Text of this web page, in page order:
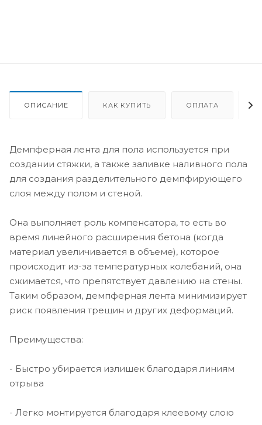
ОПИСАНИЕ КАК КУПИТЬ ОПЛАТА
Демпферная лента для пола используется при
создании стяжки, а также заливке наливного пола
для создания разделительного демпфирующего
слоя между полом и стеной.
Она выполняет роль компенсатора, то есть во
время линейного расширения бетона (когда
материал увеличивается в объеме), которое
происходит из-за температурных колебаний, она
сжимается, что препятствует давлению на стены.
Таким образом, демпферная лента минимизирует
риск появления трещин и других деформаций.
Преимущества:
- Быстро убирается излишек благодаря линиям
отрыва
- Легко монтируется благодаря клеевому слою